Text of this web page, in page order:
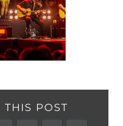
THIS POST